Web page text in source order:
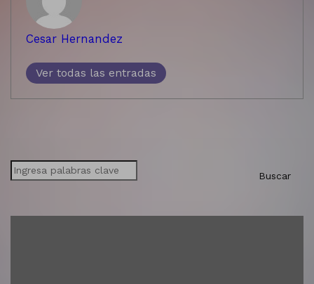
Cesar Hernandez
Ver todas las entradas
Buscar
Buscar